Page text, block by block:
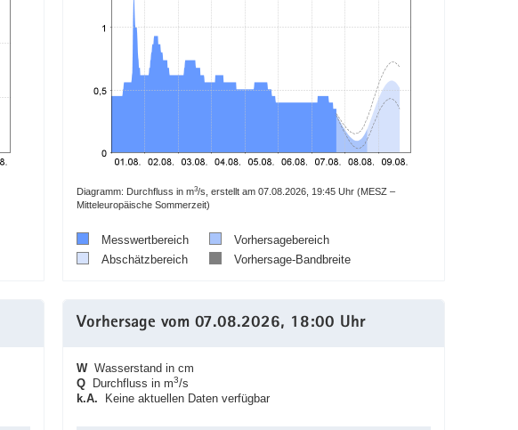
Diagramm: Durchfluss in m3/s, erstellt am 07.08.2026, 19:45 Uhr (MESZ –
Mitteleuropäische Sommerzeit)
Messwertbereich
Vorhersagebereich
Abschätzbereich
Vorhersage-Bandbreite
Vorhersage vom 07.08.2026, 18:00 Uhr
WWasserstand in cm
Q Durchfluss in m3/s
k.A. Keine aktuellen Daten verfügbar